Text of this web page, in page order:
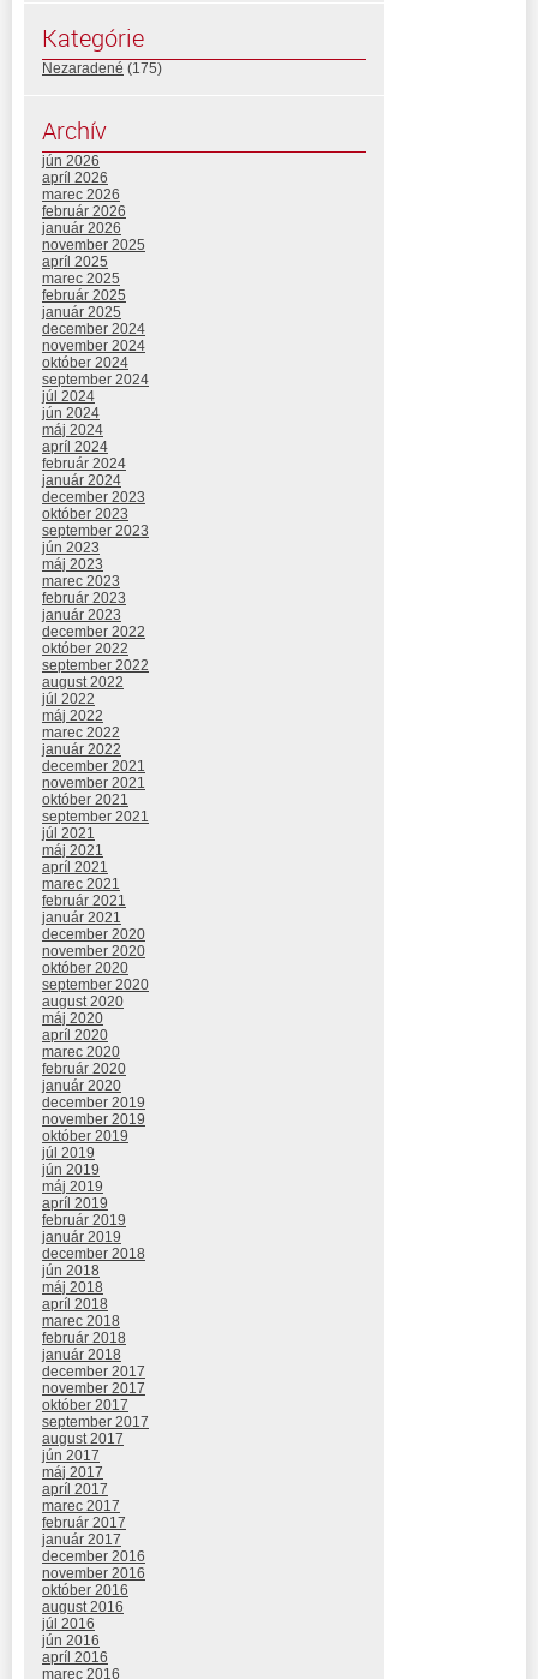
Kategórie
Nezaradené (175)
Archív
jún 2026
apríl 2026
marec 2026
február 2026
január 2026
november 2025
apríl 2025
marec 2025
február 2025
január 2025
december 2024
november 2024
október 2024
september 2024
júl 2024
jún 2024
máj 2024
apríl 2024
február 2024
január 2024
december 2023
október 2023
september 2023
jún 2023
máj 2023
marec 2023
február 2023
január 2023
december 2022
október 2022
september 2022
august 2022
júl 2022
máj 2022
marec 2022
január 2022
december 2021
november 2021
október 2021
september 2021
júl 2021
máj 2021
apríl 2021
marec 2021
február 2021
január 2021
december 2020
november 2020
október 2020
september 2020
august 2020
máj 2020
apríl 2020
marec 2020
február 2020
január 2020
december 2019
november 2019
október 2019
júl 2019
jún 2019
máj 2019
apríl 2019
február 2019
január 2019
december 2018
jún 2018
máj 2018
apríl 2018
marec 2018
február 2018
január 2018
december 2017
november 2017
október 2017
september 2017
august 2017
jún 2017
máj 2017
apríl 2017
marec 2017
február 2017
január 2017
december 2016
november 2016
október 2016
august 2016
júl 2016
jún 2016
apríl 2016
marec 2016